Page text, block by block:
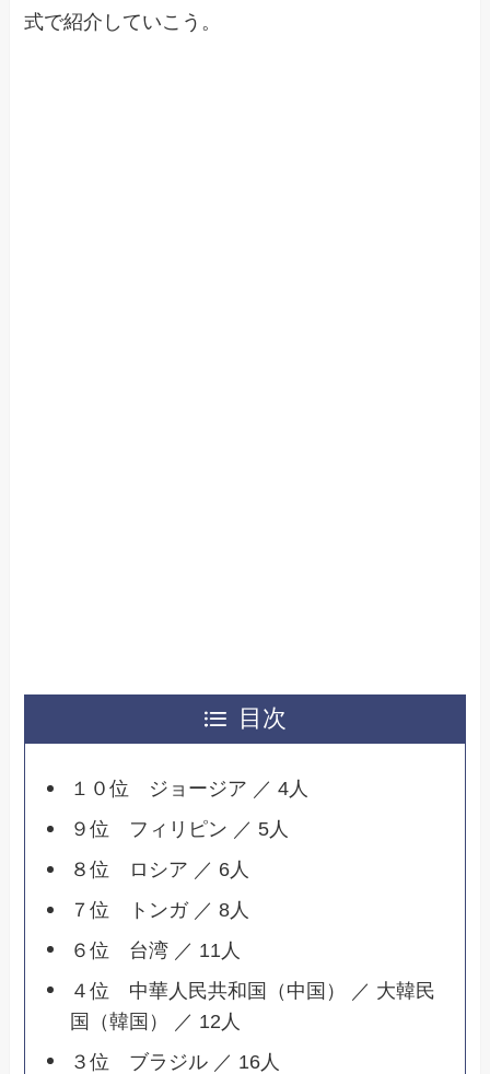
式で紹介していこう。
目次
１０位 ジョージア ／ 4人
９位 フィリピン ／ 5人
８位 ロシア ／ 6人
７位 トンガ ／ 8人
６位 台湾 ／ 11人
４位 中華人民共和国（中国） ／ 大韓民
国（韓国） ／ 12人
３位 ブラジル ／ 16人